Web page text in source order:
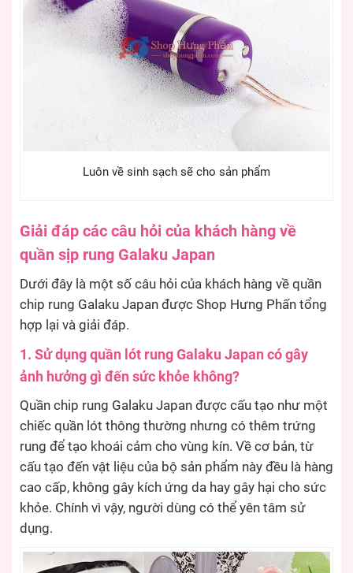
Luôn về sinh sạch sẽ cho sản phẩm
Giải đáp các câu hỏi của khách hàng về
quần sịp rung Galaku Japan
Dưới đây là một số câu hỏi của khách hàng về quần
chip rung Galaku Japan được Shop Hưng Phấn tổng
hợp lại và giải đáp.
1. Sử dụng quần lót rung Galaku Japan có gây
ảnh hưởng gì đến sức khỏe không?
Quần chip rung Galaku Japan được cấu tạo như một
chiếc quần lót thông thường nhưng có thêm trứng
rung để tạo khoái cảm cho vùng kín. Về cơ bản, từ
cấu tạo đến vật liệu của bộ sản phẩm này đều là hàng
cao cấp, không gây kích ứng da hay gây hại cho sức
khỏe. Chính vì vậy, người dùng có thể yên tâm sử
dụng.